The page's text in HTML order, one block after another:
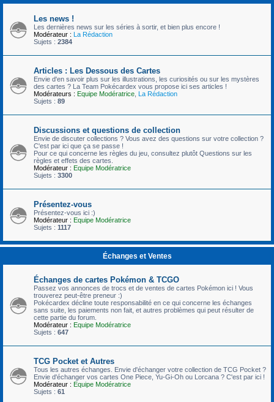
Les news !
Les dernières news sur les séries à sortir, et bien plus encore !
Modérateur : La Rédaction
Sujets : 2384
Articles : Les Dessous des Cartes
Envie d'en savoir plus sur les illustrations, les curiosités ou sur les mystères
des cartes ? La Team Pokécardex vous propose ici ses articles !
Modérateurs : Equipe Modératrice La Rédaction
Sujets : 89
Discussions et questions de collection
Envie de discuter collections ? Vous avez des questions sur votre collection ?
C'est par ici que ça se passe !
Pour ce qui concerne les règles du jeu, consultez plutôt Questions sur les
règles et effets des cartes.
Modérateur : Equipe Modératrice
Sujets : 3300
Présentez-vous
Présentez-vous ici :)
Modérateur : Equipe Modératrice
Sujets : 1117
Échanges et Ventes
Échanges de cartes Pokémon & TCGO
Passez vos annonces de trocs et de ventes de cartes Pokémon ici ! Vous
trouverez peut-être preneur :)
Pokécardex décline toute responsabilité en ce qui concerne les échanges
sans suite, les paiements non fait, et autres problèmes qui peut résulter de
cette partie du forum.
Modérateur : Equipe Modératrice
Sujets : 647
TCG Pocket et Autres
Tous les autres échanges. Envie d'échanger votre collection de TCG Pocket ?
Envie d'échanger vos cartes One Piece, Yu-Gi-Oh ou Lorcana ? C'est par ici !
Modérateur : Equipe Modératrice
Sujets : 61